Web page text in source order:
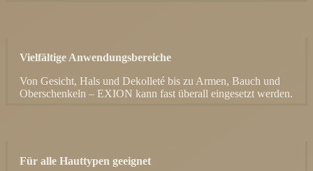
Vielfältige Anwendungsbereiche
Von Gesicht, Hals und Dekolleté bis zu Armen, Bauch und
Oberschenkeln – EXION kann fast überall eingesetzt werden.
Für alle Hauttypen geeignet